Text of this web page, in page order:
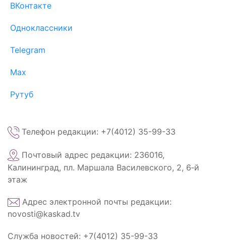
ВКонтакте
Одноклассники
Telegram
Max
Рутуб
Телефон редакции: +7(4012) 35-99-33
Почтовый адрес редакции: 236016,
Калининград, пл. Маршала Василевского, 2, 6‑й
этаж
Адрес электронной почты редакции:
novosti@kaskad.tv
Служба новостей: +7(4012) 35-99-33